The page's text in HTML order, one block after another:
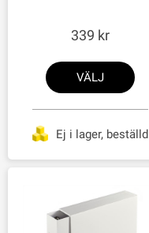
339
VÄLJ
Ej i lager, beställd